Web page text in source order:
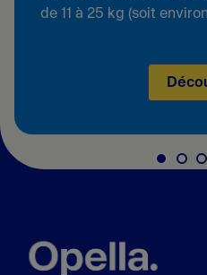
de 11 à 25 kg (soit